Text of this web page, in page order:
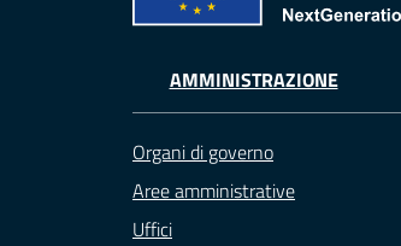
AMMINISTRAZIONE
Organi di governo
Aree amministrative
Uffici